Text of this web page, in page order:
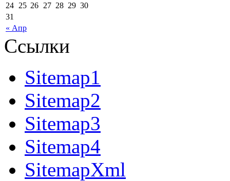
« Апр
24 25 26 27 28 29 30
31
Ссылки
Sitemap1
Sitemap2
Sitemap3
Sitemap4
SitemapXml